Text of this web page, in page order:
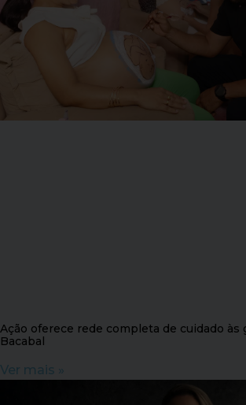
Ação oferece rede completa de cuidado às
Bacabal
Ver mais »